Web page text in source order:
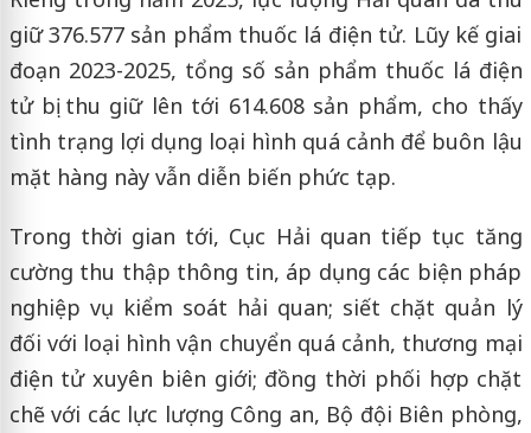
giữ 376.577 sản phẩm thuốc lá điện tử. Lũy kế giai
đoạn 2023-2025, tổng số sản phẩm thuốc lá điện
tử bị thu giữ lên tới 614.608 sản phẩm, cho thấy
tình trạng lợi dụng loại hình quá cảnh để buôn lậu
mặt hàng này vẫn diễn biến phức tạp.
Trong thời gian tới, Cục Hải quan tiếp tục tăng
cường thu thập thông tin, áp dụng các biện pháp
nghiệp vụ kiểm soát hải quan; siết chặt quản lý
đối với loại hình vận chuyển quá cảnh, thương mại
điện tử xuyên biên giới; đồng thời phối hợp chặt
chẽ với các lực lượng Công an, Bộ đội Biên phòng,